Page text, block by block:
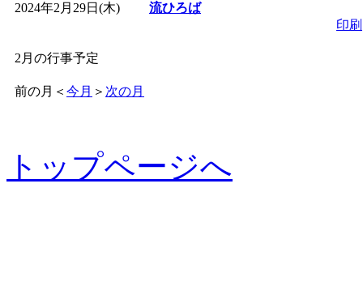
2024年2月29日(木)
流ひろば
印刷
2月の行事予定
前の月 ＜ 今月 ＞ 次の月
トップページへ